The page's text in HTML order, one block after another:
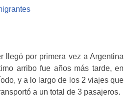
llegó por primera vez a Argentina
arribo fue años más tarde, en
y a lo largo de los 2 viajes que
a un total de 3 pasajeros.